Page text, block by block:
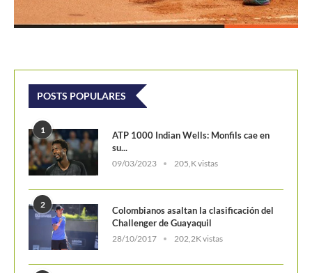
POSTS POPULARES
1
ATP 1000 Indian Wells: Monfils cae en
su...
09/03/2023 205,K vistas
2
Colombianos asaltan la clasificación del
Challenger de Guayaquil
28/10/2017 202,2K vistas